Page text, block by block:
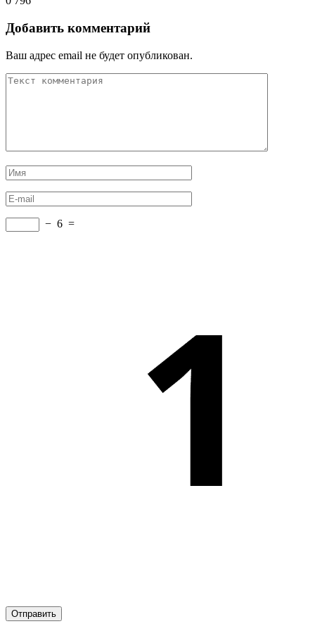
Добавить комментарий
Ваш адрес email не будет опубликован.
− 6 =